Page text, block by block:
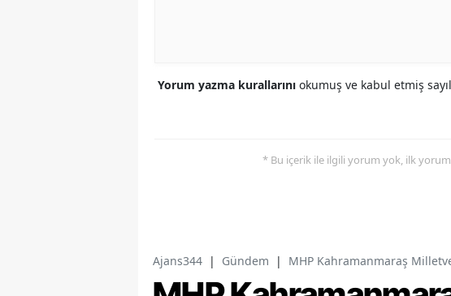
Yorum yazma kurallarını okumuş ve kabul etmiş
* Bu içerik ile ilgili yorum yok, ilk
Ajans344 | Gündem | MHP Kahramanmaraş